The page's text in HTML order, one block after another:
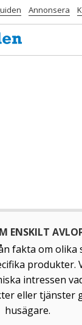
Annonsera
ENSKILT
fakta om olika
produkter.
intressen
eller tjänster
husägare.